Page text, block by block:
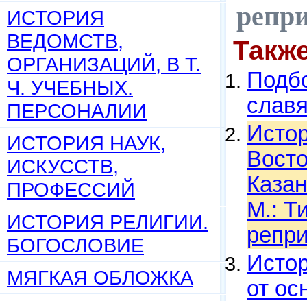
ИСТОРИЯ
ВЕДОМСТВ,
ОРГАНИЗАЦИЙ, В Т.
Ч. УЧЕБНЫХ.
ПЕРСОНАЛИИ
ИСТОРИЯ НАУК,
ИСКУССТВ,
ПРОФЕССИЙ
ИСТОРИЯ РЕЛИГИИ.
БОГОСЛОВИЕ
МЯГКАЯ ОБЛОЖКА
М.:
от